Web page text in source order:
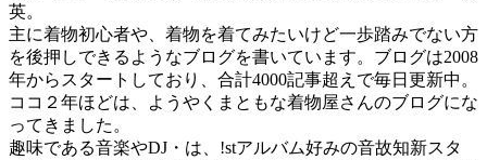
英。
主に着物初心者や、着物を着てみたいけど一歩踏みでない方
を後押しできるようなブログを書いています。ブログは2008
年からスタートしており、合計4000記事超えで毎日更新中。
ココ２年ほどは、ようやくまともな着物屋さんのブログにな
ってきました。
趣味である音楽やDJ・は、!stアルバム好みの音故知新スタ